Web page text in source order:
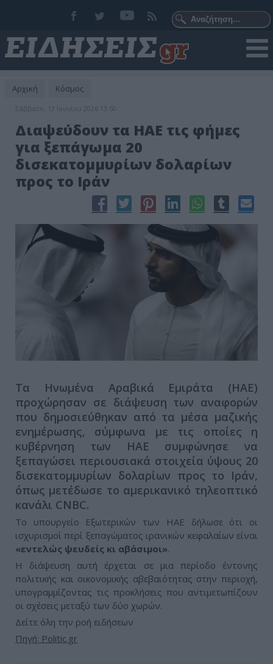
Αρχική Κόσμος
Σάββατο, 13 Ιουνίου 2026 13:50
Διαψεύδουν τα ΗΑΕ τις φήμες
για ξεπάγωμα 20
δισεκατομμυρίων δολαρίων
προς το Ιράν
Τα Ηνωμένα Αραβικά Εμιράτα (ΗΑΕ)
προχώρησαν σε διάψευση των αναφορών
που δημοσιεύθηκαν από τα μέσα μαζικής
ενημέρωσης, σύμφωνα με τις οποίες η
κυβέρνηση των ΗΑΕ συμφώνησε να
ξεπαγώσει περιουσιακά στοιχεία ύψους 20
δισεκατομμυρίων δολαρίων προς το Ιράν,
όπως μετέδωσε το αμερικανικό τηλεοπτικό
κανάλι CNBC.
Το υπουργείο Εξωτερικών των ΗΑΕ δήλωσε ότι οι
ισχυρισμοί περί ξεπαγώματος ιρανικών κεφαλαίων είναι
«εντελώς ψευδείς κι αβάσιμοι».
Η διάψευση αυτή έρχεται σε μια περίοδο έντονης
πολιτικής και οικονομικής αβεβαιότητας στην περιοχή,
υπογραμμίζοντας τις προκλήσεις που αντιμετωπίζουν
οι σχέσεις μεταξύ των δύο χωρών.
Δείτε όλη την ροή ειδήσεων
Πηγή: Politic.gr